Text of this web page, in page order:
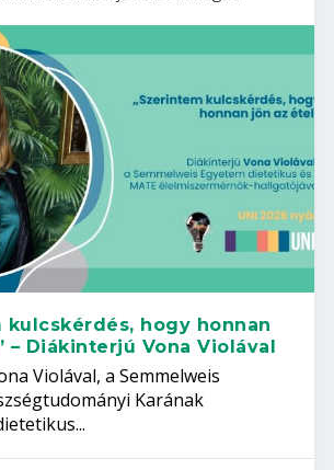
kulcskérdés, hogy honnan
– Diákinterjú Vona Violával
Violával, a Semmelweis
Karának